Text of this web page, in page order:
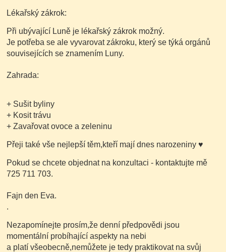
Lékařský zákrok:
Při ubývající Luně je lékařský zákrok možný.
Je potřeba se ale vyvarovat zákroku, který se týká orgánů
souvisejících se znamením Luny.
Zahrada:
+ Sušit byliny
+ Kosit trávu
+ Zavařovat ovoce a zeleninu
Přeji také vše nejlepší těm,kteří mají dnes narozeniny♥
Pokud se chcete objednat na konzultaci - kontaktujte mě
725 711 703.
Fajn den Eva.
.
Nezapomínejte prosím,že denní předpovědi jsou
momentální probíhající aspekty na nebi
a platí všeobecně,nemůžete je tedy praktikovat na svůj